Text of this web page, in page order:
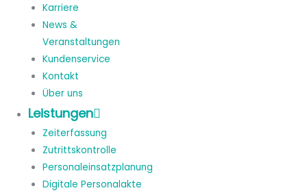
Karriere
News &
Veranstaltungen
Kundenservice
Kontakt
Über uns
Leistungen
Zeiterfassung
Zutrittskontrolle
Personaleinsatzplanung
Digitale Personalakte